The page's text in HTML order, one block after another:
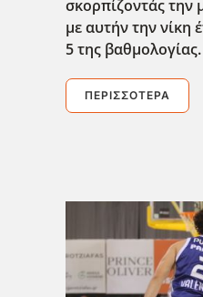
σκορπίζοντάς την
με αυτήν την νίκη
5 της βαθμολογίας.
ΠΕΡΙΣΣΌΤΕΡΑ